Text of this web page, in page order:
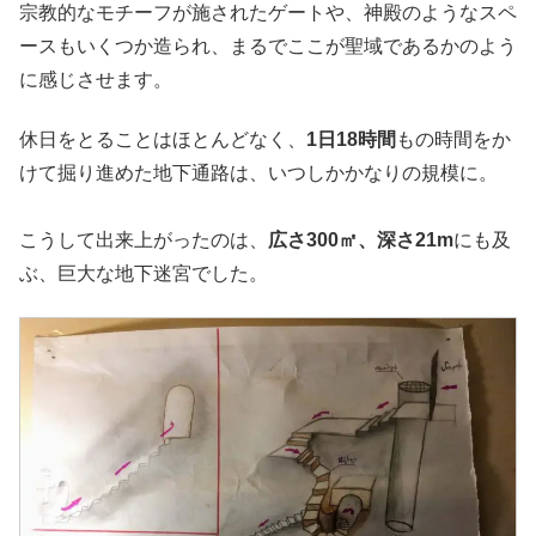
宗教的なモチーフが施されたゲートや、神殿のようなスペ
ースもいくつか造られ、まるでここが聖域であるかのよう
に感じさせます。
休日をとることはほとんどなく、 1日18時間 もの時間をか
けて掘り進めた地下通路は、いつしかかなりの規模に。
こうして出来上がったのは、 広さ300㎡、深さ21mにも及
ぶ、巨大な地下迷宮でした。